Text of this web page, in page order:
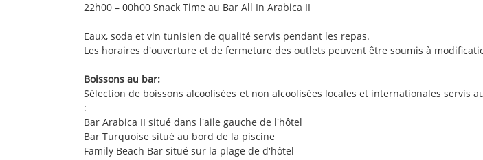
22h00 – 00h00 Snack Time au Bar All In Arabica II
Eaux, soda et vin tunisien de qualité servis pendant les repas.
Les horaires d'ouverture et de fermeture des outlets peuvent être soumis à
Boissons au bar:
Sélection de boissons alcoolisées et non alcoolisées locales et internationales
:
Bar Arabica II situé dans l'aile gauche de l'hôtel
Bar Turquoise situé au bord de la piscine
Family Beach Bar situé sur la plage de d'hôtel